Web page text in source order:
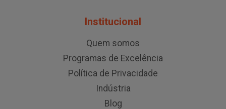
Institucional
Quem somos
Programas de Excelência
Política de Privacidade
Indústria
Blog